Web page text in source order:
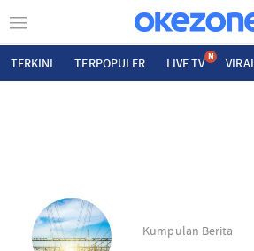
TERKINI TERPOPULER LIVE TV N VIRAL
Kumpulan Berita